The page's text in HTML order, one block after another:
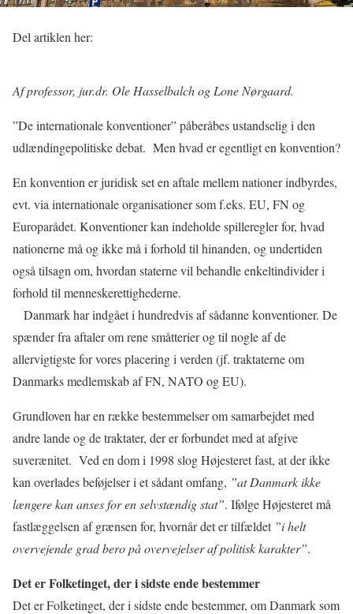
Del artiklen her:
Af professor, jur.dr. Ole Hasselbalch og Lone Nørgaard.
”De internationale konventioner” påberåbes ustandselig i den
udlændingepolitiske debat. Men hvad er egentligt en konvention?
En konvention er juridisk set en aftale mellem nationer indbyrdes,
evt. via internationale organisationer som f.eks. EU, FN og
Europarådet. Konventioner kan indeholde spilleregler for, hvad
nationerne må og ikke må i forhold til hinanden, og undertiden
også tilsagn om, hvordan staterne vil behandle enkeltindivider i
forhold til menneskerettighederne.
Danmark har indgået i hundredvis af sådanne konventioner. De
spænder fra aftaler om rene småtterier og til nogle af de
allervigtigste for vores placering i verden (jf. traktaterne om
Danmarks medlemskab af FN, NATO og EU).
Grundloven har en række bestemmelser om samarbejdet med
andre lande og de traktater, der er forbundet med at afgive
suverænitet. Ved en dom i 1998 slog Højesteret fast, at der ikke
kan overlades beføjelser i et sådant omfang, ”at Danmark ikke
længere kan anses for en selvstændig stat”. Ifølge Højesteret må
fastlæggelsen af grænsen for, hvornår det er tilfældet ”i helt
overvejende grad bero på overvejelser af politisk karakter”.
Det er Folketinget, der i sidste ende bestemmer
Det er Folketinget, der i sidste ende bestemmer, om Danmark som